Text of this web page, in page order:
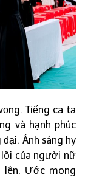
Tiếng ca tạ
và hạnh phúc
Ánh sáng hy
của người nữ
lên. Ước mong